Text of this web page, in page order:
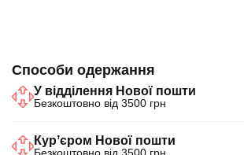
Способи одержання
У відділення Нової пошти
Безкоштовно від 3500 грн
Курʼєром Нової пошти